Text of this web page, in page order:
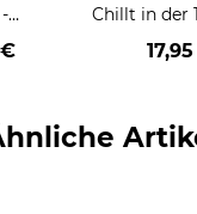
Chillt in der
Zur
mit